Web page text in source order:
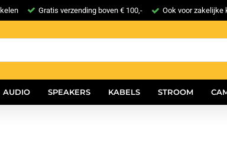
Gratis verzending boven € 100,- Ook voor zakelijke
AUDIO SPEAKERS KABELS STROOM